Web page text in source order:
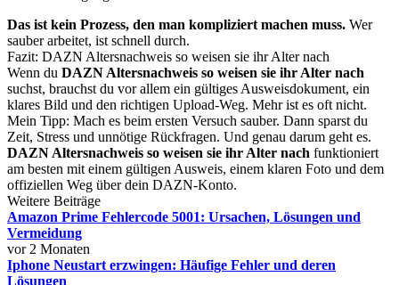
Das ist kein Prozess, den man kompliziert machen muss. Wer
sauber arbeitet, ist schnell durch.
Fazit: DAZN Altersnachweis so weisen sie ihr Alter nach
Wenn du DAZN Altersnachweis so weisen sie ihr Alter nach
suchst, brauchst du vor allem ein gültiges Ausweisdokument, ein
klares Bild und den richtigen Upload-Weg. Mehr ist es oft nicht.
Mein Tipp: Mach es beim ersten Versuch sauber. Dann sparst du
Zeit, Stress und unnötige Rückfragen. Und genau darum geht es.
DAZN Altersnachweis so weisen sie ihr Alter nach funktioniert
am besten mit einem gültigen Ausweis, einem klaren Foto und dem
offiziellen Weg über dein DAZN-Konto.
Weitere Beiträge
Amazon Prime Fehlercode 5001: Ursachen, Lösungen und
Vermeidung
vor 2 Monaten
Iphone Neustart erzwingen: Häufige Fehler und deren
Lösungen